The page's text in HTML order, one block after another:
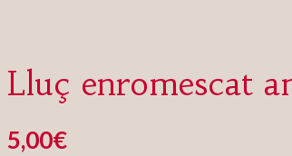
Lluç enromescat
5,00€